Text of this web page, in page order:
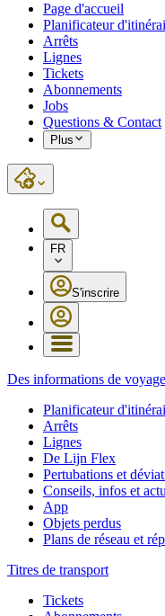
Page d'accueil
Planificateur
Arrêts
Lignes
Tickets
Abonnements
Jobs
Questions & Contact
Plus
FR
S'inscrire
Des informations de voyage
Planificateur
Arrêts
Lignes
De Lijn Flex
Pertubations et
Conseils, infos et
App
Objets perdus
Plans de réseau et
Titres de transport
Tickets